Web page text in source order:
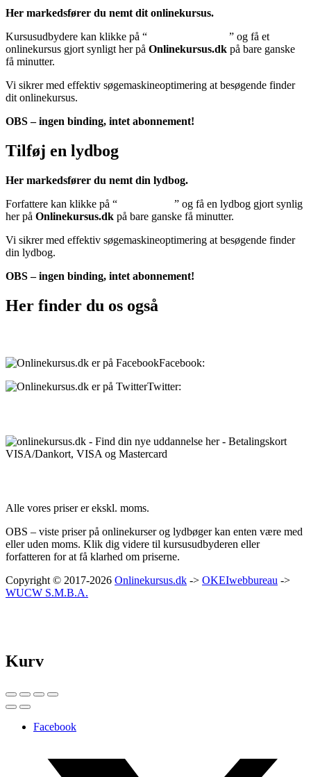
Her markedsfører du nemt dit onlinekursus.
Kursusudbydere kan klikke på “
” og få et
onlinekursus gjort synligt her på Onlinekursus.dk på bare ganske
få minutter.
Vi sikrer med effektiv søgemaskineoptimering at besøgende finder
dit onlinekursus.
OBS – ingen binding, intet abonnement!
Tilføj en lydbog
Her markedsfører du nemt din lydbog.
Forfattere kan klikke på “
” og få en lydbog gjort synlig
her på Onlinekursus.dk på bare ganske få minutter.
Vi sikrer med effektiv søgemaskineoptimering at besøgende finder
din lydbog.
OBS – ingen binding, intet abonnement!
Her finder du os også
Facebook:
Twitter:
Alle vores priser er ekskl. moms.
OBS – viste priser på onlinekurser og lydbøger kan enten være med
eller uden moms. Klik dig videre til kursusudbyderen eller
forfatteren for at få klarhed om priserne.
Copyright © 2017-2026 Onlinekursus.dk -> OKEIwebbureau ->
WUCW S.M.B.A.
Kurv
Facebook